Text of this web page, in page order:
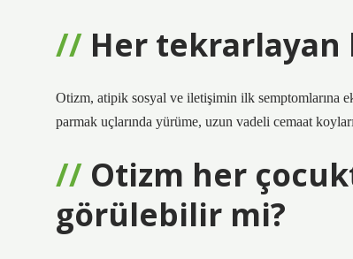
Her
Otizm, atipik sosyal ve iletişimin ilk semptomlarına
parmak uçlarında yürüme, uzun vadeli cemaat
Otizm her
görülebilir mi?